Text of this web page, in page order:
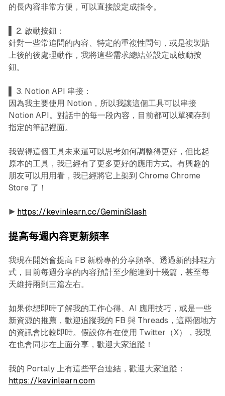
的長內容非常方便，可以直接設定成指令。
▌ 2. 啟動按鈕：
針對一些常追問的內容、特定的重複性問句，或是複製貼
上後的後處理動作，我將這些需求總結並設定成啟動按
鈕。
▌ 3. Notion API 串接：
因為我主要使用 Notion，所以我讓這個工具可以串接
Notion API。對話中的每一段內容，目前都可以單獨存到
指定的筆記裡面。
我覺得這個工具未來還可以思考如何調整得更好，但比起
原本的工具，我已經有了更多更好的應用方式。有興趣的
朋友可以用用看，我已經將它上架到 Chrome Chrome
Store 了！
▶︎ https://kevinlearn.cc/GeminiSlash
提高每週內容更新頻率
我現在開始會提高 FB 新粉專的分享頻率。透過新的排程方
式，目前每週分享的內容預計至少能達到十幾篇，甚至每
天維持兩到三篇左右。
如果你想即時了解我的工作心得、AI 應用技巧，或是一些
新資源的推薦，歡迎追蹤我的 FB 與 Threads，這兩個地方
的資訊會比較即時。假設你有在使用 Twitter（X），我現
在也會同步在上面分享，歡迎大家追蹤！
我的 Portaly 上有這些平台連結，歡迎大家追蹤：
https://kevinlearn.com